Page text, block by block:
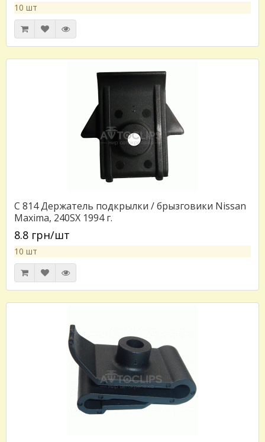
10 шт
C 814 Держатель подкрылки / брызговики Nissan
Maxima, 240SX 1994 г.
8.8 грн/шт
10 шт